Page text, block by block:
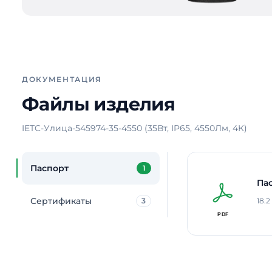
ДОКУМЕНТАЦИЯ
Файлы изделия
IETC-Улица-545974-35-4550 (35Вт, IP65, 4550Лм, 4К)
Паспорт 1
Сертификаты 3